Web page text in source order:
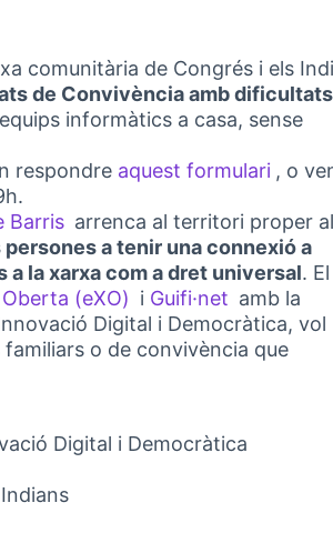
comunitària de Congrés i els
de Convivència amb
informàtics a casa, sense
respondre aquest formulari
(Obrir
, o
Barris
(Obrir en una pestanya nova)
arrenca al territori proper al
persones a tenir una connexió a
la xarxa com a dret universal. El
(eXO)
(Link externo)
i Guifi·net
(Link
amb la
Digital i Democràtica, vol
o de convivència que
Digital i Democràtica